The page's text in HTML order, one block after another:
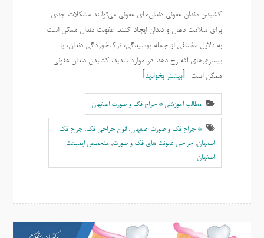
کشیدن دندان عفونی دندان‌های عفونی می‌توانند مشکلات جدی
برای سلامت دهان و دندان ایجاد کنند. عفونت دندان ممکن است
به دلایل مختلفی از جمله پوسیدگی، ترک‌خوردگی دندان، یا
بیماری‌های لثه رخ دهد. در موارد شدید، کشیدن دندان عفونی
ممکن است
بیشتر بخوانید
مطالب آموزشی * جراح فک و صورت اصفهان
* جراح فک و صورت اصفهان, انواع جراحی فک, جراح فک
اصفهان, جراحی عفونت های فک و صورت, متخصص ایمپلنت
اصفهان